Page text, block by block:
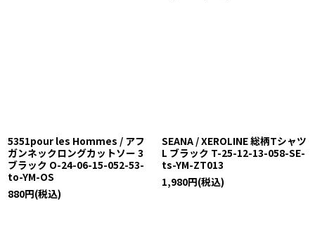
5351pour les Hommes / アフ
ガンネックロングカットソー 3
ブラック O-24-06-15-052-53-
to-YM-OS
880円(税込)
SEANA / XEROLINE 総柄Tシャツ
L ブラック T-25-12-13-058-SE-
ts-YM-ZT013
1,980円(税込)